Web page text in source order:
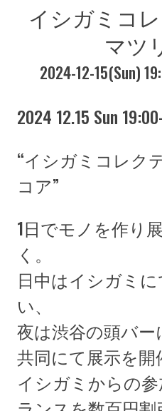
イシガミコ
マツ
2024-12-15(Sun)
2024 12.15 Sun
“イシガミコレク
コア”
1日でモノを作り
く。
日中はイシガミ
い、
夜は渋谷の頭バ
共同にて展示を開
イシガミからの